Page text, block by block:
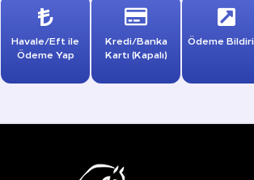
Havale/Eft ile
Ödeme Yap
Kredi/Banka
Kartı (Kapalı)
Ödeme